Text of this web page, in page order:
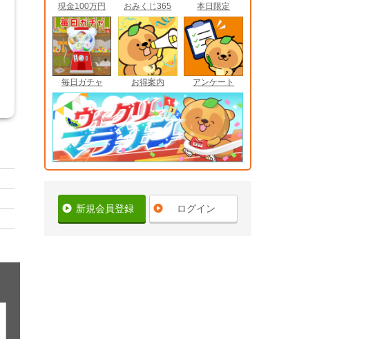
現金100万円 おみくじ365 本日限定
毎日ガチャ お得案内 アンケート
新規会員登録 ログイン